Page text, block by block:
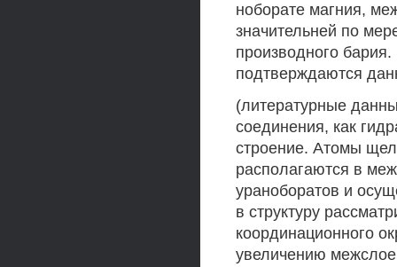
ноборате магния,
значительней по
производного
подтверждаются
(литературные
соединения, как
строение. Атомы
располагаются в
ураноборатов и
в структуру
координационного
увеличению